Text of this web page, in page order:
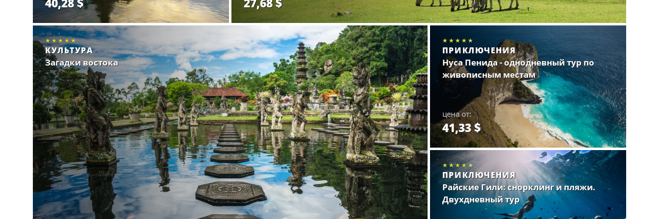
Забронировать.
Забронировать.
★★★★★
★★★★★
★★★★★
КУЛЬТУРА
Загадки востока
★★★★★
★★★★★
★★★★★
ПРИКЛЮЧЕНИЯ
Нуса Пенида - однодневный тур по
живописным местам
цена от:
41,33 $
Забронировать.
★★★★★
★★★★★
★★★★★
ПРИКЛЮЧЕНИЯ
Райские Гили: снорклинг и пляжи.
Двухдневный тур